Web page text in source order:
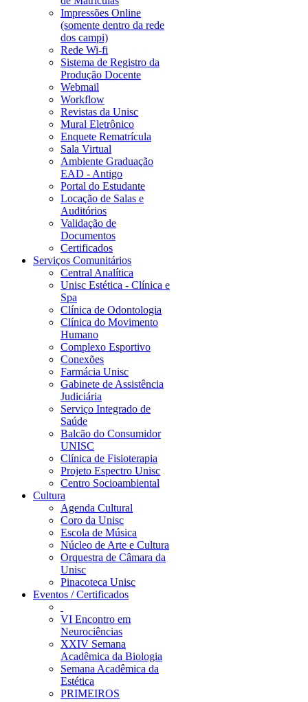
Impressões Online
(somente dentro da rede
dos campi)
Rede Wi-fi
Sistema de Registro da
Produção Docente
Webmail
Workflow
Revistas da Unisc
Mural Eletrônico
Enquete Rematrícula
Sala Virtual
Ambiente Graduação
EAD - Antigo
Portal do Estudante
Locação de Salas e
Auditórios
Validação de
Documentos
Certificados
Serviços Comunitários
Central Analítica
Unisc Estética - Clínica e
Spa
Clínica de Odontologia
Clínica do Movimento
Humano
Complexo Esportivo
Conexões
Farmácia Unisc
Gabinete de Assistência
Judiciária
Serviço Integrado de
Saúde
Balcão do Consumidor
UNISC
Clínica de Fisioterapia
Projeto Espectro Unisc
Centro Socioambiental
Cultura
Agenda Cultural
Coro da Unisc
Escola de Música
Núcleo de Arte e Cultura
Orquestra de Câmara da
Unisc
Pinacoteca Unisc
Eventos / Certificados
VI Encontro em
Neurociências
XXIV Semana
Acadêmica da Biologia
Semana Acadêmica da
Estética
PRIMEIROS